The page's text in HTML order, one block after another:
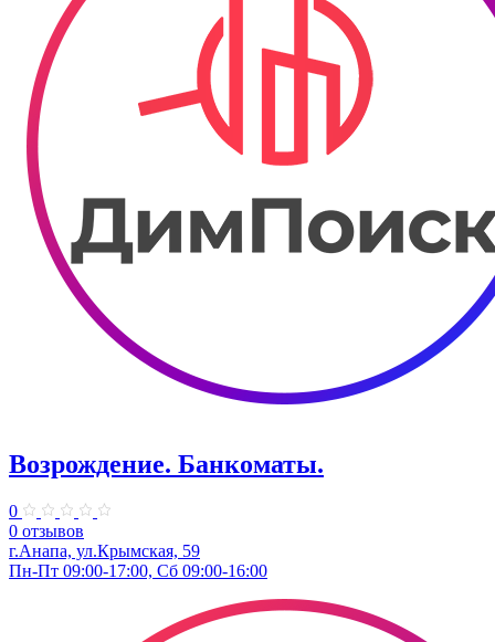
Возрождение. Банкоматы.
0
0 отзывов
г.Анапа, ул.Крымская, 59
Пн-Пт 09:00-17:00, Сб 09:00-16:00